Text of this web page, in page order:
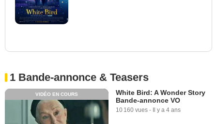
1 Bande-annonce & Teasers
VIDÉO EN COURS
White Bird: A Wonder Story
Bande-annonce VO
10 160 vues - Il y a 4 ans